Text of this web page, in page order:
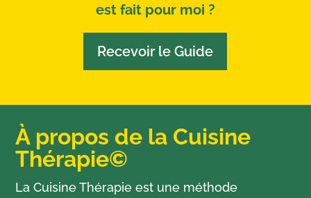
est fait pour moi ?
Recevoir le Guide
À propos de la Cuisine
Thérapie©
La Cuisine Thérapie est une méthode